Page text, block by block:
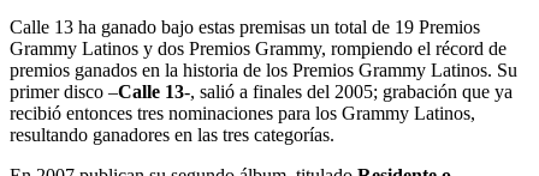
Calle 13 ha ganado bajo estas premisas un total de 19 Premios
Grammy Latinos y dos Premios Grammy, rompiendo el récord de
premios ganados en la historia de los Premios Grammy Latinos. Su
primer disco –Calle 13-, salió a finales del 2005; grabación que ya
recibió entonces tres nominaciones para los Grammy Latinos,
resultando ganadores en las tres categorías.